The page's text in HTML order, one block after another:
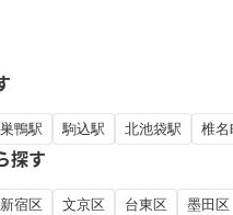
巣鴨駅 駒込駅 北池袋駅 椎名
探す
新宿区 文京区 台東区 墨田区